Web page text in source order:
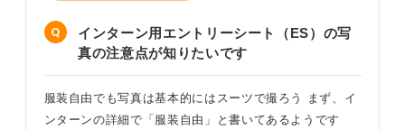
インターン用エントリーシート（ES）の写
真の注意点が知りたいです
服装自由でも写真は基本的にはスーツで撮ろう まず、イ
ンターンの詳細で「服装自由」と書いてあるようです